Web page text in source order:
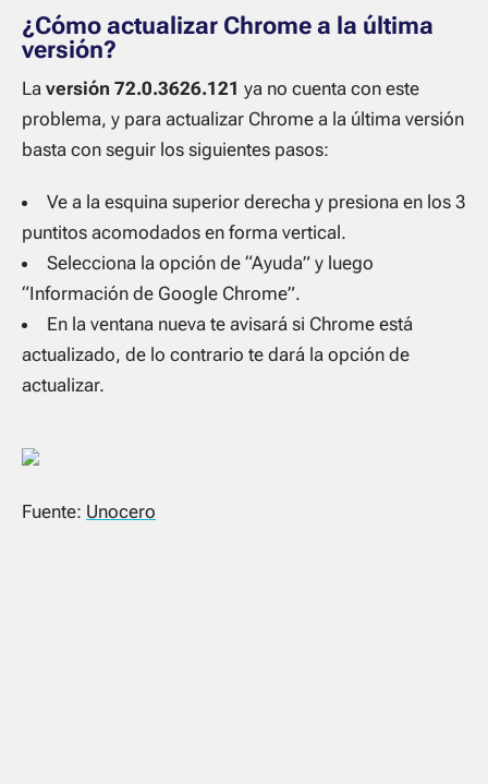
¿Cómo actualizar Chrome a la última
versión?
La versión 72.0.3626.121 ya no cuenta con este
problema, y para actualizar Chrome a la última versión
basta con seguir los siguientes pasos:
Ve a la esquina superior derecha y presiona en los 3
puntitos acomodados en forma vertical.
Selecciona la opción de “Ayuda” y luego
“Información de Google Chrome”.
En la ventana nueva te avisará si Chrome está
actualizado, de lo contrario te dará la opción de
actualizar.
Fuente: Unocero